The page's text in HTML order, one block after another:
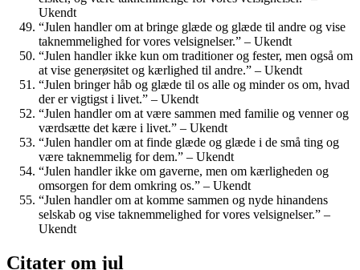
Ukendt
“Julen handler om at bringe glæde og glæde til andre og vise
taknemmelighed for vores velsignelser.” – Ukendt
“Julen handler ikke kun om traditioner og fester, men også om
at vise generøsitet og kærlighed til andre.” – Ukendt
“Julen bringer håb og glæde til os alle og minder os om, hvad
der er vigtigst i livet.” – Ukendt
“Julen handler om at være sammen med familie og venner og
værdsætte det kære i livet.” – Ukendt
“Julen handler om at finde glæde og glæde i de små ting og
være taknemmelig for dem.” – Ukendt
“Julen handler ikke om gaverne, men om kærligheden og
omsorgen for dem omkring os.” – Ukendt
“Julen handler om at komme sammen og nyde hinandens
selskab og vise taknemmelighed for vores velsignelser.” –
Ukendt
Citater om jul